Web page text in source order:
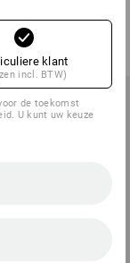
klant
incl. BTW)
de toekomst
U kunt uw keuze